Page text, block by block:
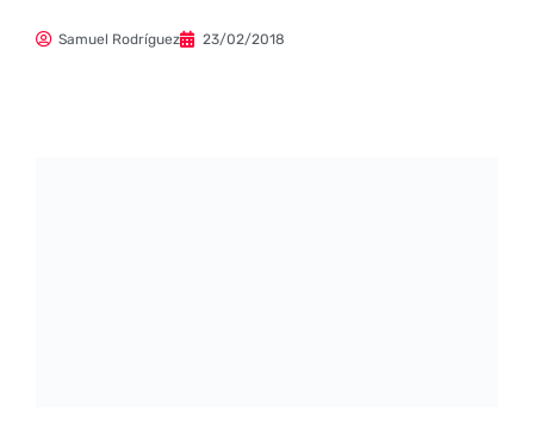
Samuel Rodríguez 23/02/2018